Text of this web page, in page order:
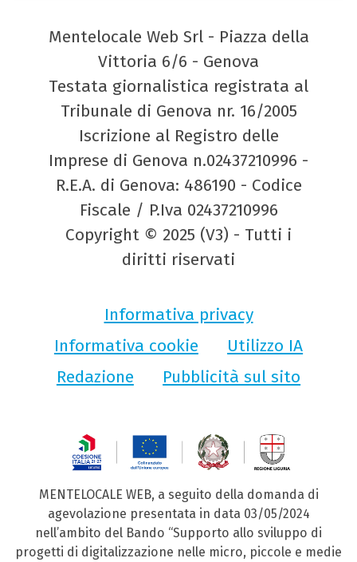
Mentelocale Web Srl - Piazza della
Vittoria 6/6 - Genova
Testata giornalistica registrata al
Tribunale di Genova nr. 16/2005
Iscrizione al Registro delle
Imprese di Genova n.02437210996 -
R.E.A. di Genova: 486190 - Codice
Fiscale / P.Iva 02437210996
Copyright © 2025 (V3) - Tutti i
diritti riservati
Informativa privacy
Informativa cookie
Utilizzo IA
Redazione
Pubblicità sul sito
MENTELOCALE WEB, a seguito della domanda di
agevolazione presentata in data 03/05/2024
nell’ambito del Bando “Supporto allo sviluppo di
progetti di digitalizzazione nelle micro, piccole e medie